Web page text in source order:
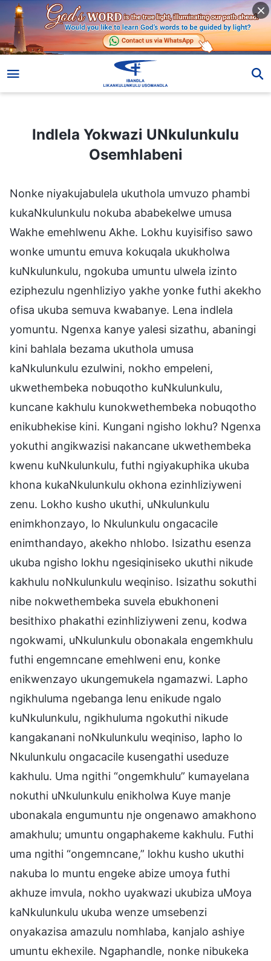
Indlela Yokwazi UNkulunkulu Osemhlabeni
Indlela Yokwazi UNkulunkulu
Osemhlabeni
Nonke niyakujabulela ukuthola umvuzo phambi
kukaNkulunkulu nokuba ababekelwe umusa
Wakhe emehlwenu Akhe. Lokhu kuyisifiso sawo
wonke umuntu emuva kokuqala ukukholwa
kuNkulunkulu, ngokuba umuntu ulwela izinto
eziphezulu ngenhliziyo yakhe yonke futhi akekho
ofisa ukuba semuva kwabanye. Lena indlela
yomuntu. Ngenxa kanye yalesi sizathu, abaningi
kini bahlala bezama ukuthola umusa
kaNkulunkulu ezulwini, nokho empeleni,
ukwethembeka nobuqotho kuNkulunkulu,
kuncane kakhulu kunokwethembeka nobuqotho
enikubhekise kini. Kungani ngisho lokhu? Ngenxa
yokuthi angikwazisi nakancane ukwethembeka
kwenu kuNkulunkulu, futhi ngiyakuphika ukuba
khona kukaNkulunkulu okhona ezinhliziyweni
zenu. Lokho kusho ukuthi, uNkulunkulu
enimkhonzayo, lo Nkulunkulu ongacacile
enimthandayo, akekho nhlobo. Isizathu esenza
ukuba ngisho lokhu ngesiqiniseko ukuthi nikude
kakhulu noNkulunkulu weqiniso. Isizathu sokuthi
nibe nokwethembeka suvela ebukhoneni
besithixo phakathi ezinhliziyweni zenu, kodwa
ngokwami, uNkulunkulu obonakala engemkhulu
futhi engemncane emehlweni enu, konke
enikwenzayo ukungemukela ngamazwi. Lapho
ngikhuluma ngebanga lenu enikude ngalo
kuNkulunkulu, ngikhuluma ngokuthi nikude
kangakanani noNkulunkulu weqiniso, lapho lo
Nkulunkulu ongacacile kusengathi useduze
kakhulu. Uma ngithi “ongemkhulu” kumayelana
nokuthi uNkulunkulu enikholwa Kuye manje
ubonakala engumuntu nje ongenawo amakhono
amakhulu; umuntu ongaphakeme kakhulu. Futhi
uma ngithi “ongemncane,” lokhu kusho ukuthi
nakuba lo muntu engeke abize umoya futhi
akhuze imvula, nokho uyakwazi ukubiza uMoya
kaNkulunkulu ukuba wenze umsebenzi
onyakazisa amazulu nomhlaba, kanjalo ashiye
umuntu ekhexile. Ngaphandle, nonke nibukeka